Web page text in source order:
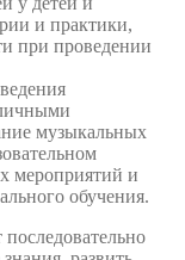
и практики,
при проведении
музыкальных
мероприятий и
обучения.